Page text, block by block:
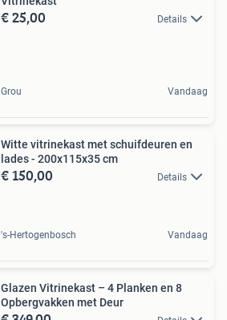
€ 25,00 Details
Grou Vandaag
Witte vitrinekast met schuifdeuren en
lades - 200x115x35 cm
€ 150,00 Details
's-Hertogenbosch Vandaag
Glazen Vitrinekast – 4 Planken en 8
Opbergvakken met Deur